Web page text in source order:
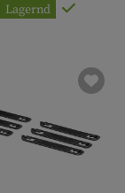
Lagernd